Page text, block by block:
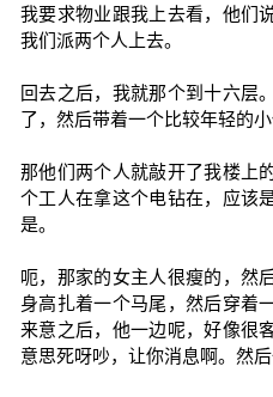
我要求物业跟我上去看，他们
我们派两个人上去。
回去之后，我就那个到十六层
了，然后带着一个比较年轻的小
那他们两个人就敲开了我楼上
个工人在拿这个电钻在，应该
是。
呃，那家的女主人很瘦的，然
身高扎着一个马尾，然后穿着
来意之后，他一边呢，好像很
意思死呀吵，让你消息啊。然后